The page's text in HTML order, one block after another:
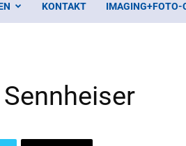
KONTAKT IMAGING+FOTO-